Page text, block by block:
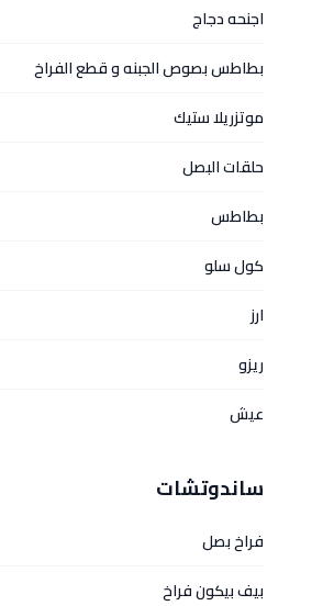
اجنحه دجاج
بطاطس بصوص الجبنه و قطع الفراخ
موتزريلا ستيك
حلقات البصل
بطاطس
كول سلو
ارز
ريزو
عيش
ساندوتشات
فراخ بصل
بيف بيكون فراخ